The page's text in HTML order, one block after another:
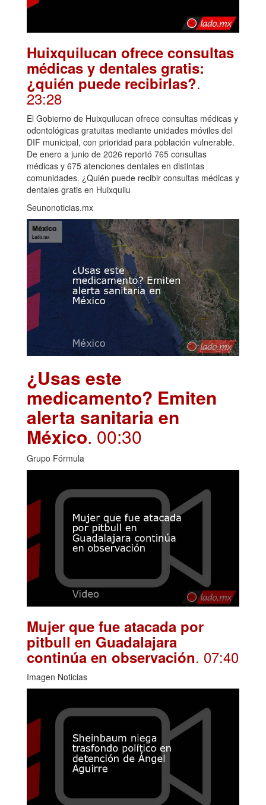
Huixquilucan ofrece consultas
médicas y dentales gratis:
¿quién puede recibirlas?.
23:28
El Gobierno de Huixquilucan ofrece consultas médicas y
odontológicas gratuitas mediante unidades móviles del
DIF municipal, con prioridad para población vulnerable.
De enero a junio de 2026 reportó 765 consultas
médicas y 675 atenciones dentales en distintas
comunidades. ¿Quién puede recibir consultas médicas y
dentales gratis en Huixquilu
Seunonoticias.mx
¿Usas este
medicamento? Emiten
alerta sanitaria en
México. 00:30
Grupo Fórmula
Mujer que fue atacada por
pitbull en Guadalajara
continúa en observación. 07:40
Imagen Noticias